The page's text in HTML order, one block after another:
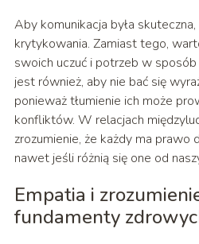
Aby komunikacja była
krytykowania. Zamiast tego,
swoich uczuć i potrzeb w
jest również, aby nie bać się
ponieważ tłumienie ich może
konfliktów. W relacjach
zrozumienie, że każdy ma prawo
nawet jeśli różnią się one od
Empatia i
fundamenty